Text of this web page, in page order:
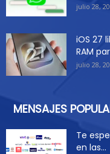
julio 28,
iOS 27
RAM
julio 28,
MENSAJES
Te
en las...